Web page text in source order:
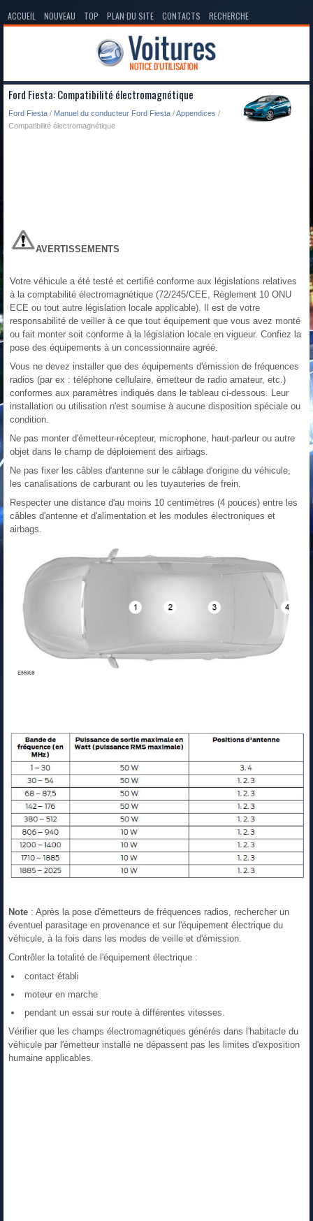
ACCUEIL NOUVEAU TOP PLAN DU SITE CONTACTS RECHERCHE
Ford Fiesta: Compatibilité électromagnétique
Ford Fiesta / Manuel du conducteur Ford Fiesta /Appendices /
Compatibilité électromagnétique
AVERTISSEMENTS
Votre véhicule a été testé et certifié conforme aux législations relatives
à la comptabilité électromagnétique (72/245/CEE, Règlement 10 ONU
ECE ou tout autre législation locale applicable). Il est de votre
responsabilité de veiller à ce que tout équipement que vous avez monté
ou fait monter soit conforme à la législation locale en vigueur. Confiez la
pose des équipements à un concessionnaire agréé.
Vous ne devez installer que des équipements d'émission de fréquences
radios (par ex : téléphone cellulaire, émetteur de radio amateur, etc.)
conformes aux paramètres indiqués dans le tableau ci-dessous. Leur
installation ou utilisation n'est soumise à aucune disposition spéciale ou
condition.
Ne pas monter d'émetteur-récepteur, microphone, haut-parleur ou autre
objet dans le champ de déploiement des airbags.
Ne pas fixer les câbles d'antenne sur le câblage d'origine du véhicule,
les canalisations de carburant ou les tuyauteries de frein.
Respecter une distance d'au moins 10 centimètres (4 pouces) entre les
câbles d'antenne et d'alimentation et les modules électroniques et
airbags.
Note : Après la pose d'émetteurs de fréquences radios, rechercher un
éventuel parasitage en provenance et sur l'équipement électrique du
véhicule, à la fois dans les modes de veille et d'émission.
Contrôler la totalité de l'équipement électrique :
contact établi
moteur en marche
pendant un essai sur route à différentes vitesses.
Vérifier que les champs électromagnétiques générés dans l'habitacle du
véhicule par l'émetteur installé ne dépassent pas les limites d'exposition
humaine applicables.